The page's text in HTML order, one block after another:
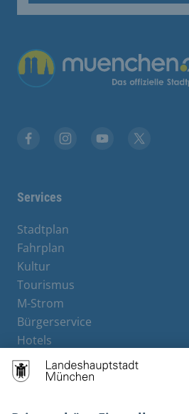
Übergreifende Links
Services
Stadtplan
Fahrplan
Kultur
Tourismus
M-Strom
Bürgerservice
Hotels